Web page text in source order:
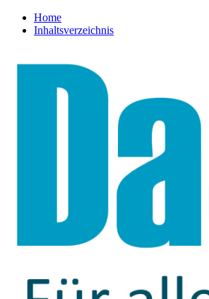
Home
Inhaltsverzeichnis